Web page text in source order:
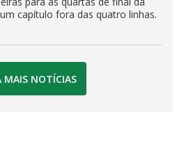
capítulo fora das quatro linhas.
MAIS NOTÍCIAS